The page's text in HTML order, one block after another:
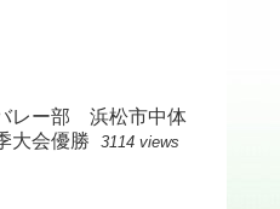
レー部 浜松市中体
大会優勝
3114 views